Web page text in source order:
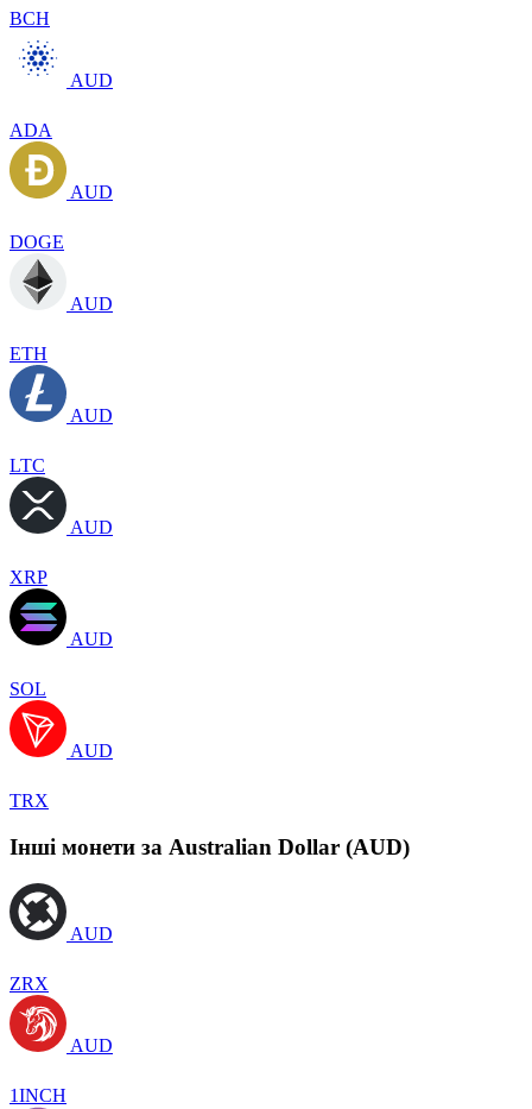
BCH
AUD
ADA
AUD
DOGE
AUD
ETH
AUD
LTC
AUD
XRP
AUD
SOL
AUD
TRX
Інші монети за Australian Dollar (AUD)
AUD
ZRX
AUD
1INCH